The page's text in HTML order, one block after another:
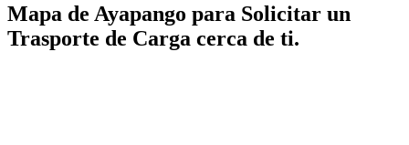
Mapa de Ayapango para Solicitar un
Trasporte de Carga cerca de ti.